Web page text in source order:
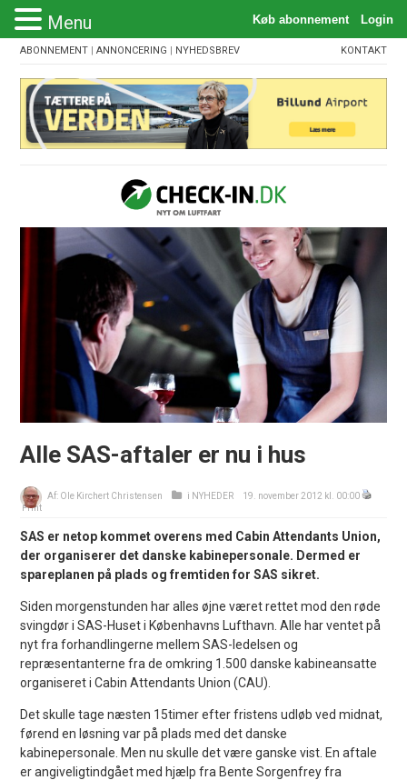
ABONNEMENT |ANNONCERING | NYHEDSBREV KONTAKT
Alle SAS-aftaler er nu i hus
Af: Ole Kirchert Christensen i NYHEDER
19. november 2012 kl. 00:00
Print
SAS er netop kommet overens med Cabin Attendants Union,
der organiserer det danske kabinepersonale. Dermed er
spareplanen på plads og fremtiden for SAS sikret.
Siden morgenstunden har alles øjne været rettet mod den røde
svingdør i SAS-Huset i Københavns Lufthavn. Alle har ventet på
nyt fra forhandlingerne mellem SAS-ledelsen og
repræsentanterne fra de omkring 1.500 danske kabineansatte
organiseret i Cabin Attendants Union (CAU).
Det skulle tage næsten 15timer efter fristens udløb ved midnat,
førend en løsning var på plads med det danske
kabinepersonale. Men nu skulle det være ganske vist. En aftale
er angiveligtindgået med hjælp fra Bente Sorgenfrey fra
Menu